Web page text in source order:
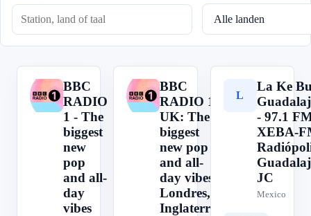
B
BBC
RADIO
1 - The
biggest
new
pop
and all-
day
vibes
B
BBC
RADIO 1
UK: The
biggest
new pop
and all-
day vibes.
Londres,
Inglaterra
L
La Ke
- 97.1
XEBA-
JC
Mexico